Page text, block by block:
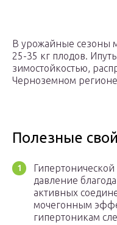
В урожайные сезоны
25-35 кг плодов.
зимостойкостью,
Черноземном
Полезные
давление
активных
мочегонным
гипертоникам